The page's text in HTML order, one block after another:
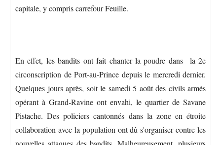
capitale, y compris carrefour Feuille.
En effet, les bandits ont fait chanter la poudre dans la 2e
circonscription de Port-au-Prince depuis le mercredi dernier.
Quelques jours après, soit le samedi 5 août des civils armés
opérant à Grand-Ravine ont envahi, le quartier de Savane
Pistache. Des policiers cantonnés dans la zone en étroite
collaboration avec la population ont dû s'organiser contre les